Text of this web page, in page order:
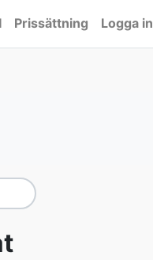
Prissättning Logga in